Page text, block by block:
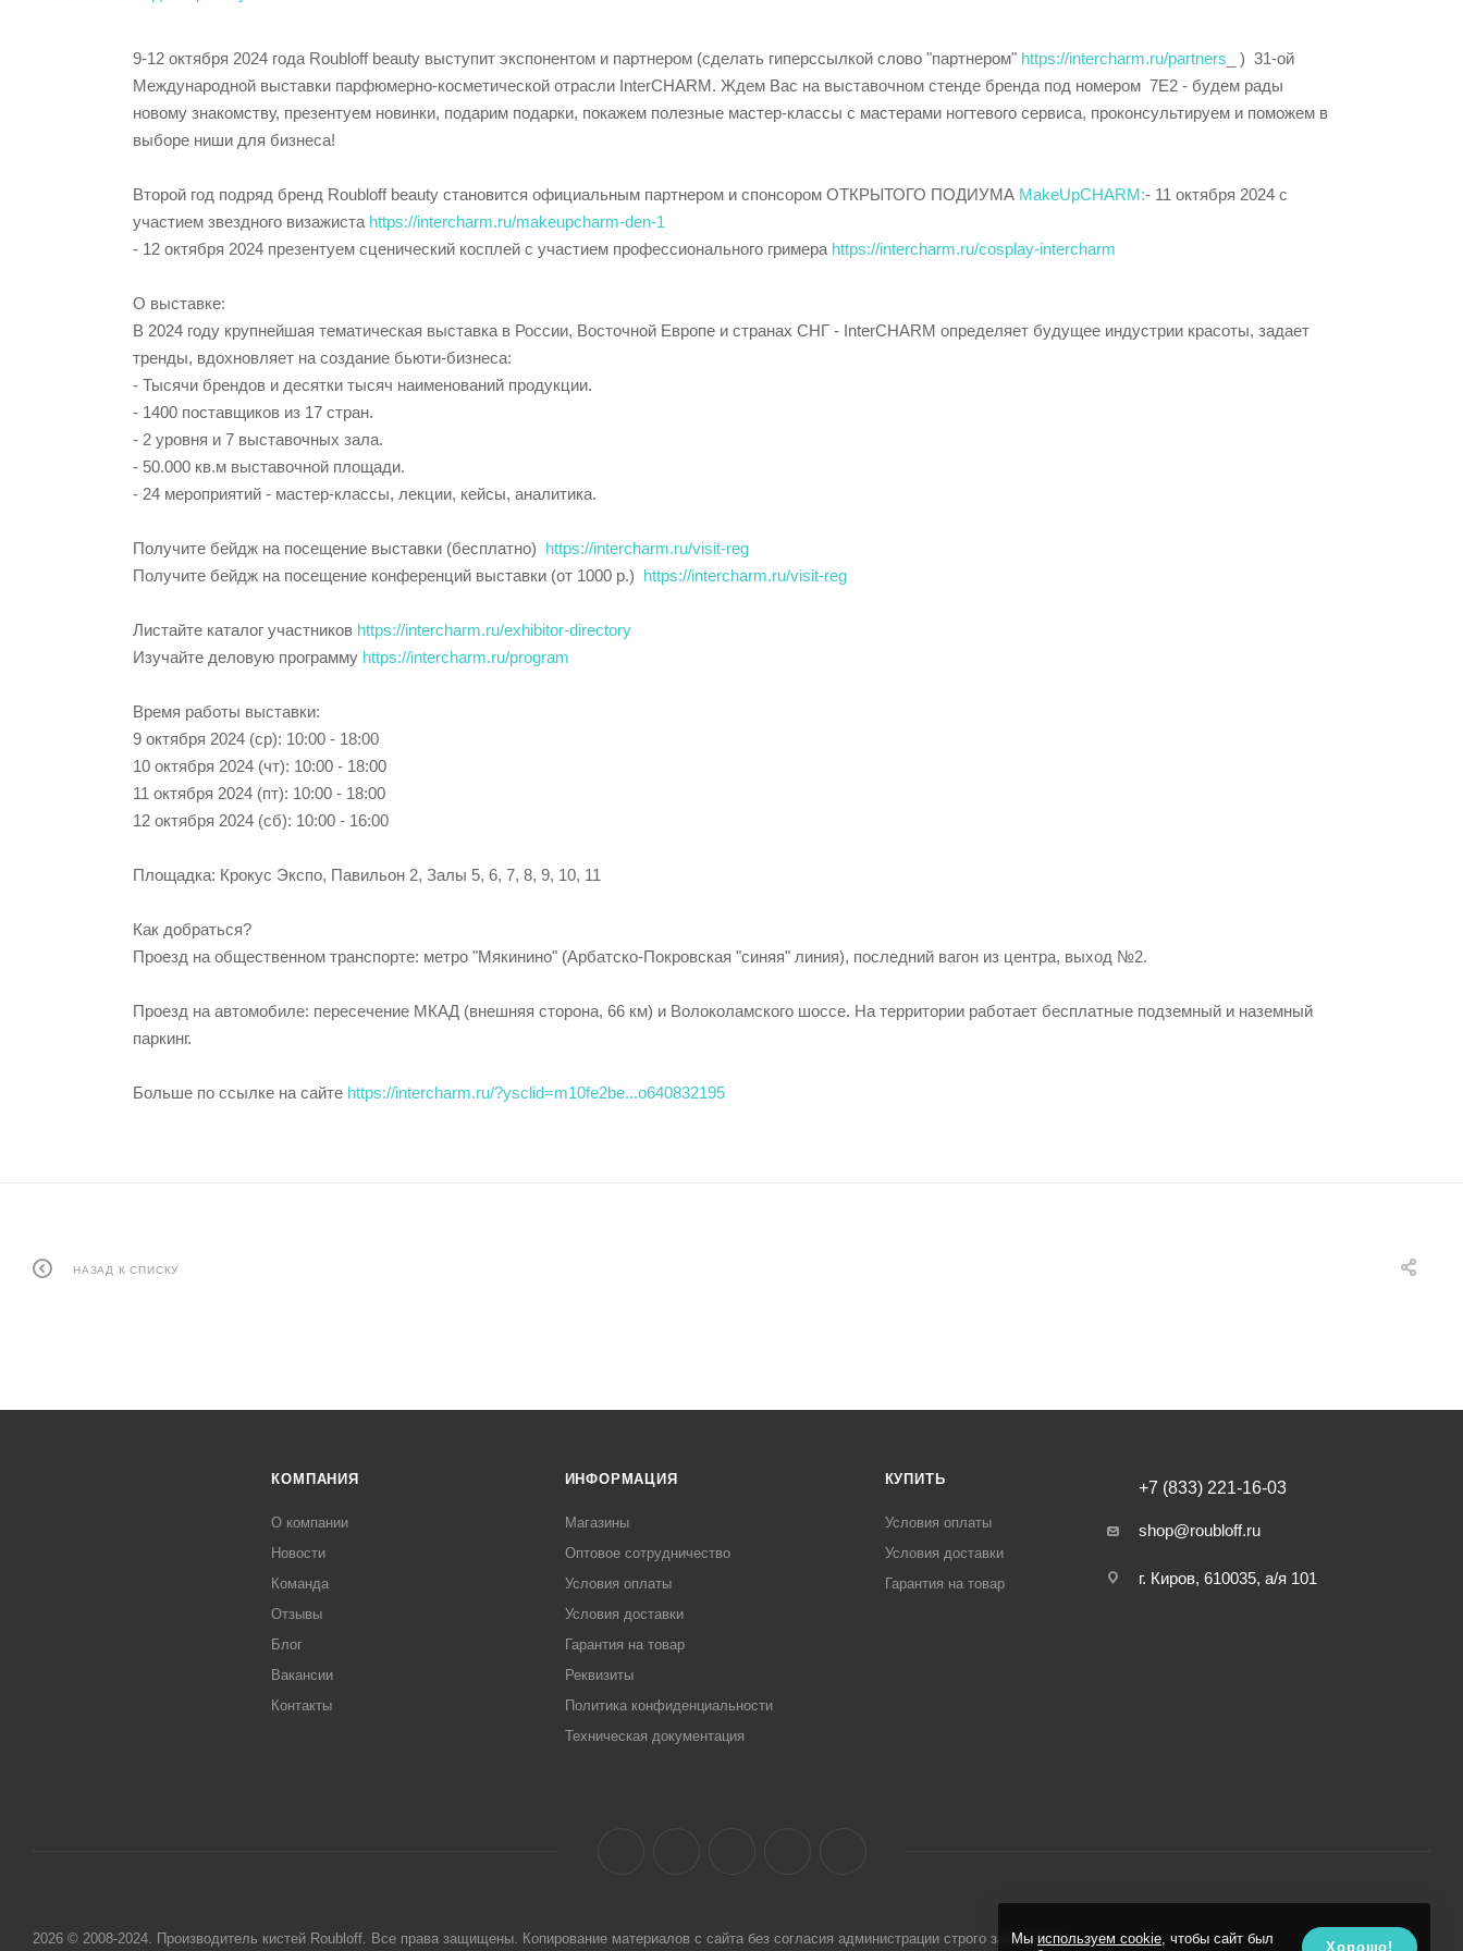
9-12 октября 2024 года Roubloff beauty выступит экспонентом и партнером (сделать гиперссылкой слово "партнером" https://intercharm.ru/partners _ ) 31-ой
Международной выставки парфюмерно-косметической отрасли InterCHARM. Ждем Вас на выставочном стенде бренда под номером 7E2 - будем рады
новому знакомству, презентуем новинки, подарим подарки, покажем полезные мастер-классы с мастерами ногтевого сервиса, проконсультируем и поможем в
выборе ниши для бизнеса!
Второй год подряд бренд Roubloff beauty становится официальным партнером и спонсором ОТКРЫТОГО ПОДИУМА MakeUpCHARM:- 11 октября 2024 с
участием звездного визажиста https://intercharm.ru/makeupcharm-den-1
- 12 октября 2024 презентуем сценический косплей с участием профессионального гримера https://intercharm.ru/cosplay-intercharm
О выставке:
В 2024 году крупнейшая тематическая выставка в России, Восточной Европе и странах СНГ - InterCHARM определяет будущее индустрии красоты, задает
тренды, вдохновляет на создание бьюти-бизнеса:
- Тысячи брендов и десятки тысяч наименований продукции.
- 1400 поставщиков из 17 стран.
- 2 уровня и 7 выставочных зала.
- 50.000 кв.м выставочной площади.
- 24 мероприятий - мастер-классы, лекции, кейсы, аналитика.
Получите бейдж на посещение выставки (бесплатно) https://intercharm.ru/visit-reg
Получите бейдж на посещение конференций выставки (от 1000 р.) https://intercharm.ru/visit-reg
Листайте каталог участников https://intercharm.ru/exhibitor-directory
Изучайте деловую программу https://intercharm.ru/program
Время работы выставки:
9 октября 2024 (ср): 10:00 - 18:00
10 октября 2024 (чт): 10:00 - 18:00
11 октября 2024 (пт): 10:00 - 18:00
12 октября 2024 (сб): 10:00 - 16:00
Площадка: Крокус Экспо, Павильон 2, Залы 5, 6, 7, 8, 9, 10, 11
Как добраться?
Проезд на общественном транспорте: метро "Мякинино" (Арбатско-Покровская "синяя" линия), последний вагон из центра, выход №2.
Проезд на автомобиле: пересечение МКАД (внешняя сторона, 66 км) и Волоколамского шоссе. На территории работает бесплатные подземный и наземный
паркинг.
Больше по ссылке на сайте https://intercharm.ru/?ysclid=m10fe2be...o640832195
НАЗАД К СПИСКУ
КОМПАНИЯ
О компании
Новости
Команда
Отзывы
Блог
Вакансии
Контакты
ИНФОРМАЦИЯ
Магазины
Оптовое сотрудничество
Условия оплаты
Условия доставки
Гарантия на товар
Реквизиты
Политика конфиденциальности
Техническая документация
КУПИТЬ
Условия оплаты
Условия доставки
Гарантия на товар
+7 (833) 221-16-03
shop@roubloff.ru
г. Киров, 610035, а/я 101
2026 © 2008-2024. Производитель кистей Roubloff. Все права защищены. Копирование материалов с сайта без согласия администрации строго запрещено!
Мы используем cookie, чтобы сайт был
Хорошо!